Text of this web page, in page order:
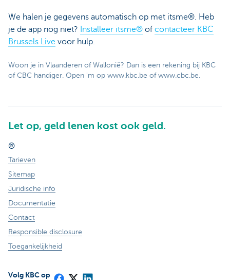
We halen je gegevens automatisch op met itsme®. Heb
je de app nog niet? Installeer itsme® of contacteer KBC
Brussels Live voor hulp.
Woon je in Vlaanderen of Wallonië? Dan is een rekening bij KBC
of CBC handiger. Open 'm op www.kbc.be of www.cbc.be.
Let op, geld lenen kost ook geld.
®
Tarieven
Sitemap
Juridische info
Documentatie
Contact
Responsible disclosure
Toegankelijkheid
Volg KBC op